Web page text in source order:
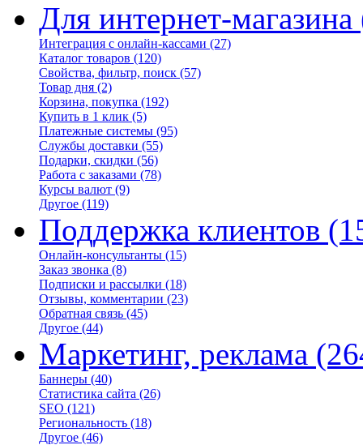
Для интернет-магазина
Интеграция с онлайн-кассами (27)
Каталог товаров (120)
Свойства, фильтр, поиск (57)
Товар дня (2)
Корзина, покупка (192)
Купить в 1 клик (5)
Платежные системы (95)
Службы доставки (55)
Подарки, скидки (56)
Работа с заказами (78)
Курсы валют (9)
Другое (119)
Поддержка клиентов
Онлайн-консультанты (15)
Заказ звонка (8)
Подписки и рассылки (18)
Отзывы, комментарии (23)
Обратная связь (45)
Другое (44)
Маркетинг, реклама
Баннеры (40)
Статистика сайта (26)
SEO (121)
Региональность (18)
Другое (46)